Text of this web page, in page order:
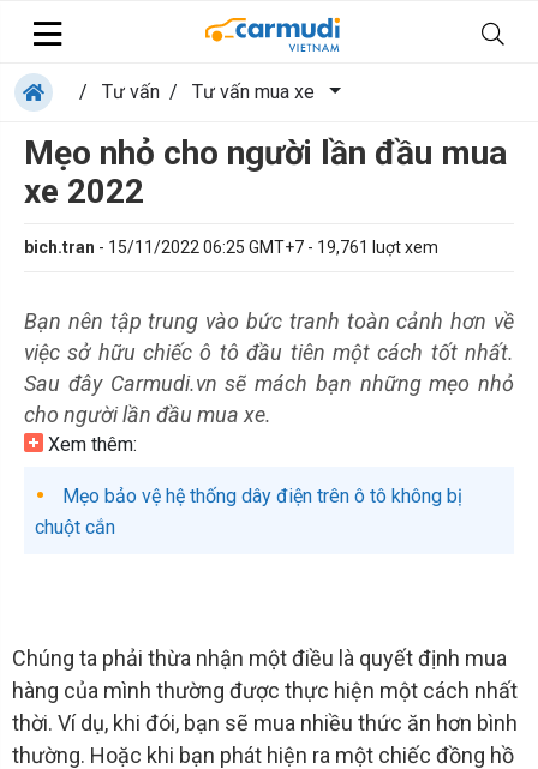
/ Tư vấn / Tư vấn mua xe
Mẹo nhỏ cho người lần đầu mua
xe 2022
bich.tran - 15/11/2022 06:25 GMT+7 - 19,761 luợt xem
Bạn nên tập trung vào bức tranh toàn cảnh hơn về
việc sở hữu chiếc ô tô đầu tiên một cách tốt nhất.
Sau đây Carmudi.vn sẽ mách bạn những mẹo nhỏ
cho người lần đầu mua xe.
Xem thêm:
Mẹo bảo vệ hệ thống dây điện trên ô tô không bị
chuột cắn
Chúng ta phải thừa nhận một điều là quyết định mua
hàng của mình thường được thực hiện một cách nhất
thời. Ví dụ, khi đói, bạn sẽ mua nhiều thức ăn hơn bình
thường. Hoặc khi bạn phát hiện ra một chiếc đồng hồ